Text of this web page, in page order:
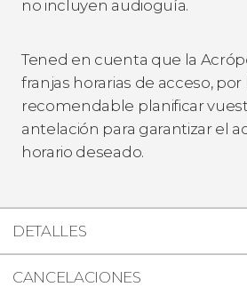
no incluyen audioguía.
Tened en cuenta que la
franjas horarias de acceso, por
recomendable planificar
antelación para garantizar el
horario deseado.
DETALLES
CANCELACIONES